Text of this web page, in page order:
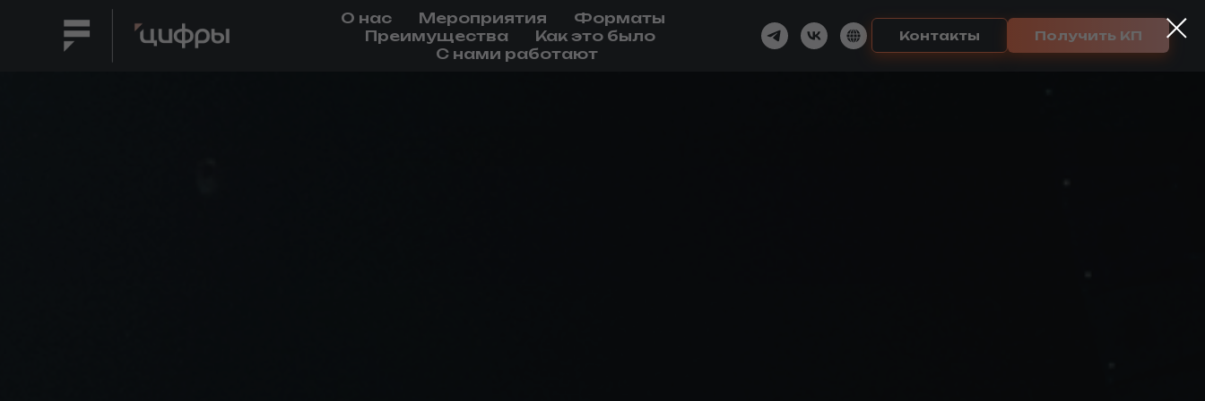
О нас Мероприятия
Форматы
Преимущества
Как это было
С нами работают
Контакты Получить КП